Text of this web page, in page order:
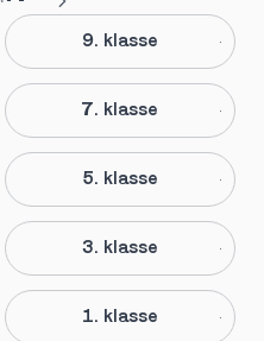
9. klasse
7. klasse
5. klasse
3. klasse
1. klasse